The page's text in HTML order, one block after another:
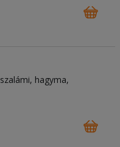
szalámi hagyma